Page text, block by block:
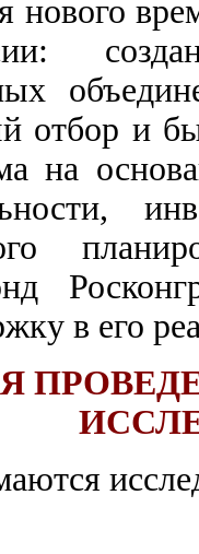
нового
отбор и
на
в его